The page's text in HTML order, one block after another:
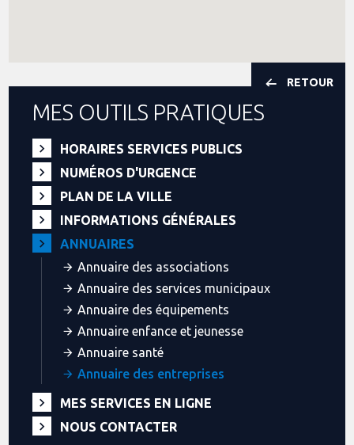
RETOUR
MES OUTILS PRATIQUES
HORAIRES SERVICES PUBLICS
NUMÉROS D'URGENCE
PLAN DE LA VILLE
INFORMATIONS GÉNÉRALES
ANNUAIRES
Annuaire des associations
Annuaire des services municipaux
Annuaire des équipements
Annuaire enfance et jeunesse
Annuaire santé
Annuaire des entreprises
MES SERVICES EN LIGNE
NOUS CONTACTER